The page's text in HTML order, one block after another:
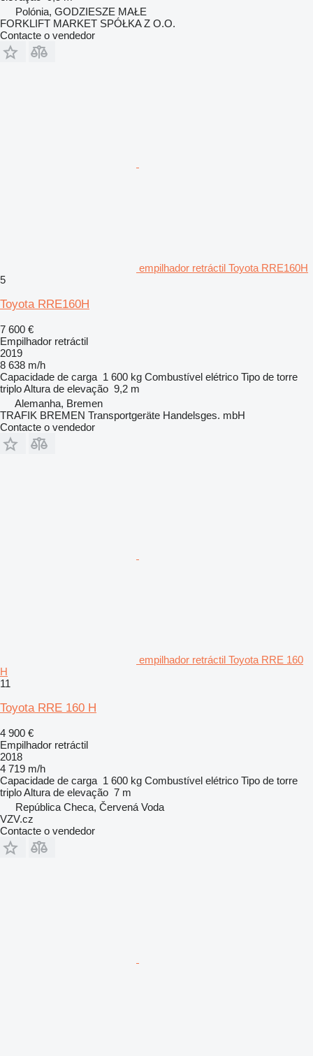
Polónia, GODZIESZE MAŁE
FORKLIFT MARKET SPÓŁKA Z O.O.
Contacte o vendedor
empilhador retráctil Toyota RRE160H
5
Toyota RRE160H
7 600 €
Empilhador retráctil
2019
8 638 m/h
Capacidade de carga 1 600 kg Combustível elétrico Tipo de torre
triploAltura de elevação 9,2 m
Alemanha, Bremen
TRAFIK BREMEN Transportgeräte Handelsges. mbH
Contacte o vendedor
empilhador retráctil Toyota RRE 160
H
11
Toyota RRE 160 H
4 900 €
Empilhador retráctil
2018
4 719 m/h
Capacidade de carga 1 600 kg Combustível elétrico Tipo de torre
triploAltura de elevação 7 m
República Checa, Červená Voda
VZV.cz
Contacte o vendedor